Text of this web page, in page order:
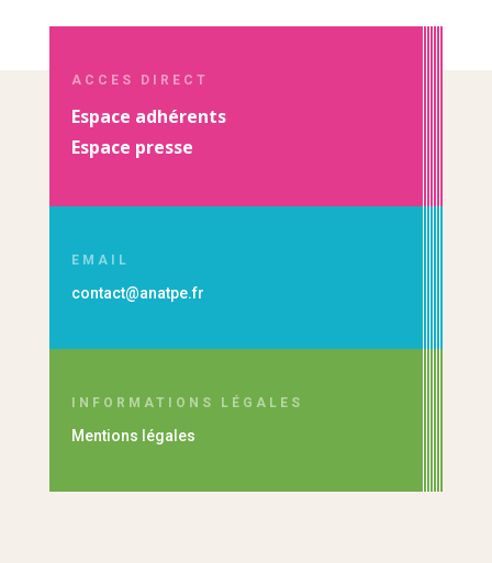
ACCES DIRECT
Espace adhérents
Espace presse
EMAIL
contact@anatpe.fr
INFORMATIONS LÉGALES
Mentions légales